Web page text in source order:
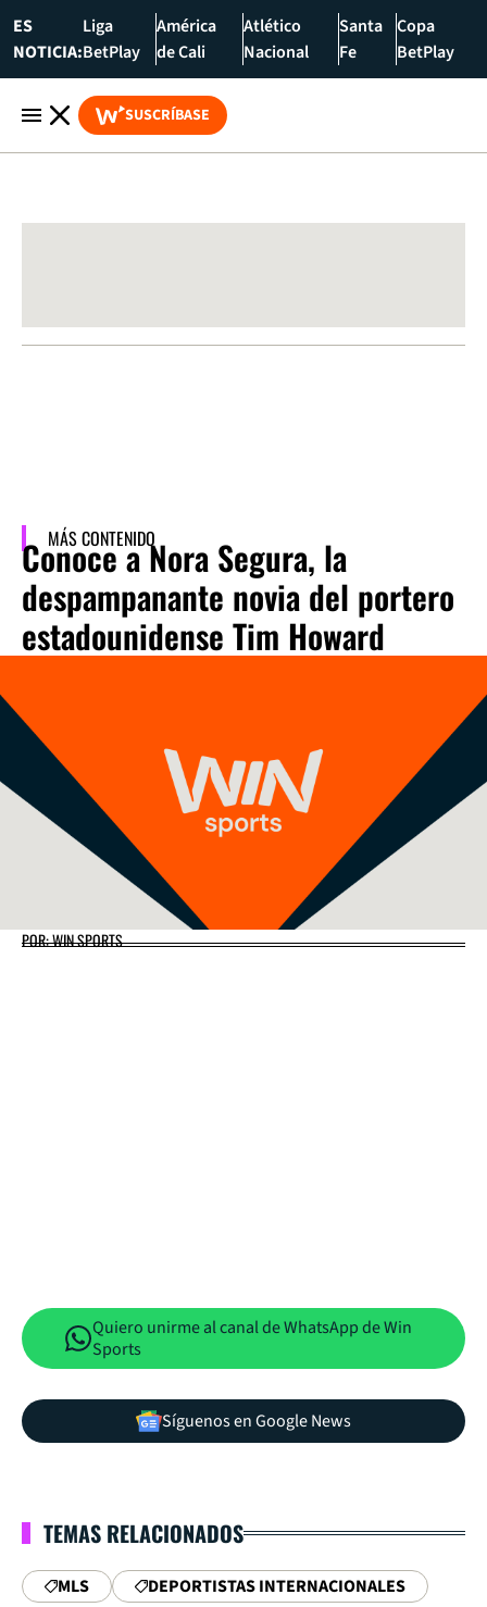
ES
NOTICIA:
Liga
BetPlay
América
de Cali
Atlético
Nacional
Santa
Fe
Copa
BetPlay
SUSCRÍBASE
MÁS CONTENIDO
Conoce a Nora Segura, la
despampanante novia del portero
estadounidense Tim Howard
POR: WIN SPORTS
Quiero unirme al canal de WhatsApp de Win
Sports
Síguenos en Google News
TEMAS RELACIONADOS
MLS DEPORTISTAS INTERNACIONALES